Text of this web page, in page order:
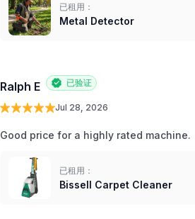
已租用：
Metal Detector
Ralph E 已验证
Jul 28, 2026
Good price for a highly rated machine.
已租用：
Bissell Carpet Cleaner